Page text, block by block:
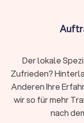
Nutzung
Unternehmen
auch ein
Auf Trustlocal
dargestellt, sodass
besser zu Ihnen
gezielt nach lokalen
Der lokale
Zufrieden?
Anderen Ihre
wir so für mehr
nach